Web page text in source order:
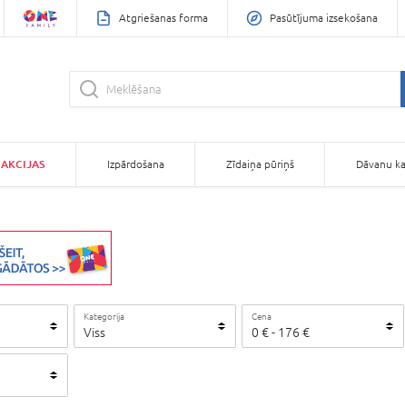
Atgriešanas forma Pasūtījuma izsekošana
AKCIJAS Izpārdošana Zīdaiņa pūriņš Dāvanu
Kategorija
Viss
Cena
0 €- 176 €